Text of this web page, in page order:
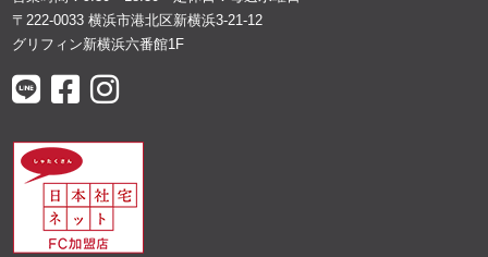
〒222-0033 横浜市港北区新横浜3-21-12
グリフィン新横浜六番館1F